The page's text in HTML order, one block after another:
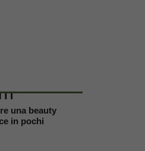
una beauty
in pochi